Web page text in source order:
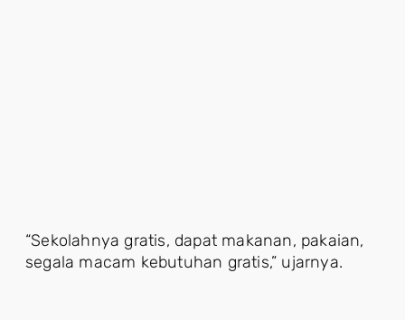
“Sekolahnya gratis, dapat makanan, pakaian,
segala macam kebutuhan gratis,” ujarnya.